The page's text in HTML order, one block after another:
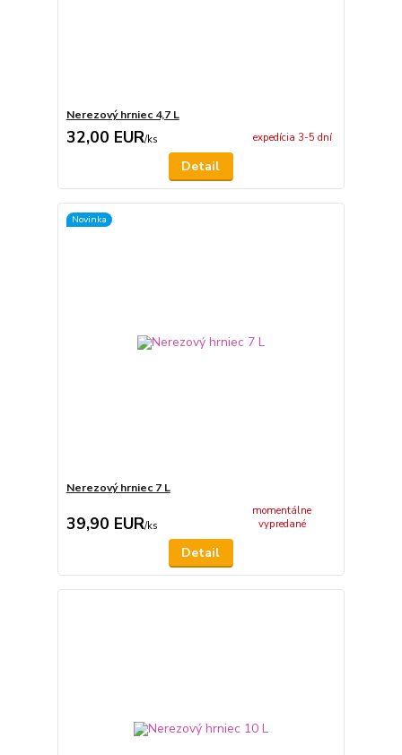
Nerezový hrniec 4,7 L
32,00 EUR/ks expedícia 3-5 dní
Detail
Novinka
Nerezový hrniec 7 L
39,90 EUR/ks
momentálne
vypredané
Detail